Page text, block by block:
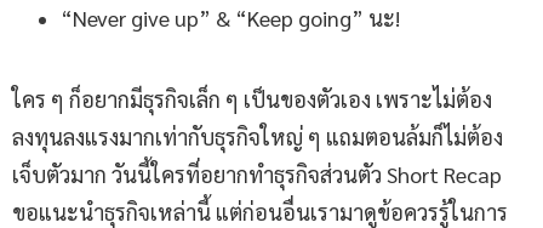
“Never give up” & “Keep going” นะ!
ใคร ๆ ก็อยากมีธุรกิจเล็ก ๆ เป็นของตัวเอง เพราะไม่ต้อง
ลงทุนลงแรงมากเท่ากับธุรกิจใหญ่ ๆ แถมตอนล้มก็ไม่ต้อง
เจ็บตัวมาก วันนี้ใครที่อยากทำธุรกิจส่วนตัว Short Recap
ขอแนะนำธุรกิจเหล่านี้ แต่ก่อนอื่นเรามาดูข้อควรรู้ในการ